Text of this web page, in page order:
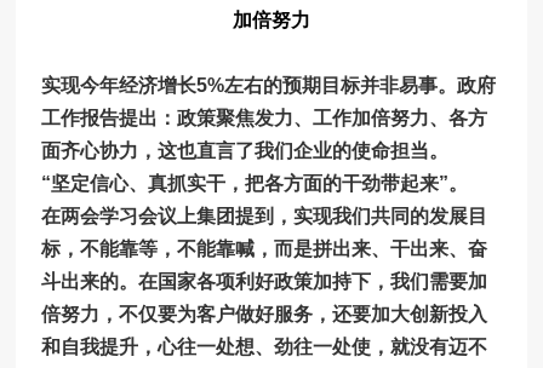
加倍努力
实现今年经济增长5%左右的预期目标并非易事。政府
工作报告提出：政策聚焦发力、工作加倍努力、各方
面齐心协力，这也直言了我们企业的使命担当。
“坚定信心、真抓实干，把各方面的干劲带起来”。
在两会学习会议上集团提到，实现我们共同的发展目
标，不能靠等，不能靠喊，而是拼出来、干出来、奋
斗出来的。在国家各项利好政策加持下，我们需要加
倍努力，不仅要为客户做好服务，还要加大创新投入
和自我提升，心往一处想、劲往一处使，就没有迈不